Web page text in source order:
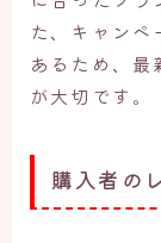
た、キャンペ
あるため、最
が大切です。
購入者の